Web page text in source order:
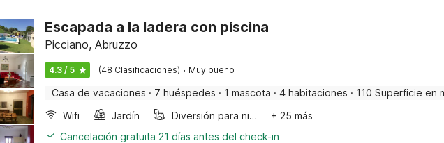
Escapada a la ladera con piscina
Picciano, Abruzzo
4.3 / 5 (48 Clasificaciones) · Muy bueno
Casa de vacaciones · 7 huéspedes · 1 mascota · 4 habitaciones · 110 Superficie en
Wifi
Jardín Diversión para niños
+ 25 más
Cancelación gratuita 21 días antes del check-in